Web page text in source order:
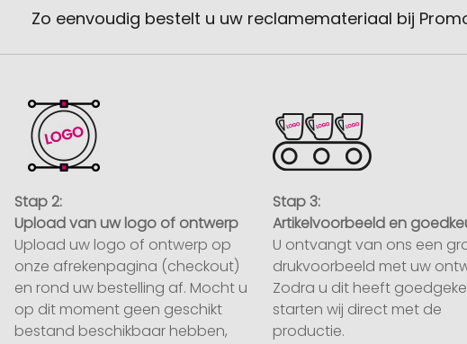
Zo eenvoudig bestelt u uw reclamemateriaal bij
Stap 2:
Upload van uw logo of ontwerp
Upload uw logo of ontwerp op
onze afrekenpagina (checkout)
en rond uw bestelling af. Mocht u
op dit moment geen geschikt
bestand beschikbaar hebben,
Stap 3:
Artikelvoorbeeld en
U ontvangt van ons een
drukvoorbeeld met uw
Zodra u dit heeft
starten wij direct met de
productie.